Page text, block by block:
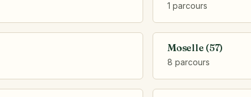
1 parcours
Moselle (57)
8 parcours